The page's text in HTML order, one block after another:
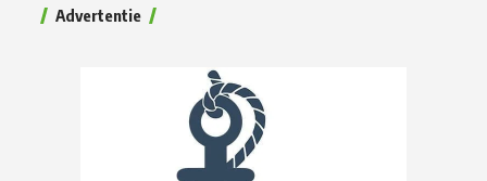
Advertentie